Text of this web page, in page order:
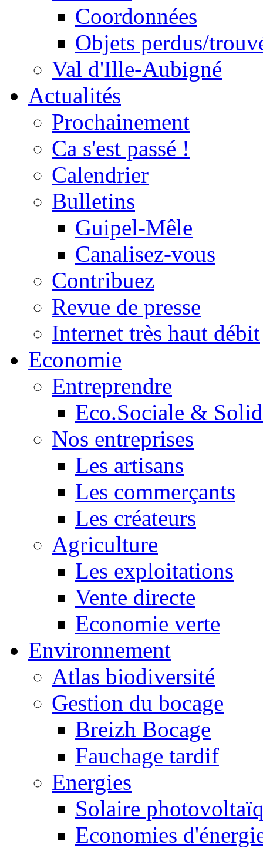
Coordonnées
Objets perdus/
Val d'Ille-Aubigné
Actualités
Prochainement
Ca s'est passé !
Calendrier
Bulletins
Guipel-Mêle
Canalisez-vous
Contribuez
Revue de presse
Internet très haut débit
Economie
Entreprendre
Eco.Sociale &
Nos entreprises
Les artisans
Les commerçants
Les créateurs
Agriculture
Les exploitations
Vente directe
Economie verte
Environnement
Atlas biodiversité
Gestion du bocage
Breizh Bocage
Fauchage tardif
Energies
Solaire
Economies